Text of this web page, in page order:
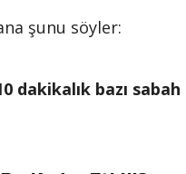
şunu söyler:
dakikalık bazı